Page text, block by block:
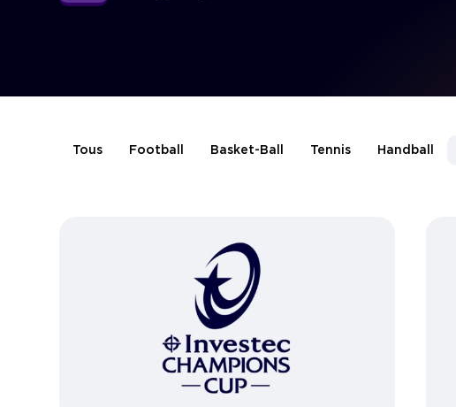
Tous Football Basket-Ball Tennis Handball